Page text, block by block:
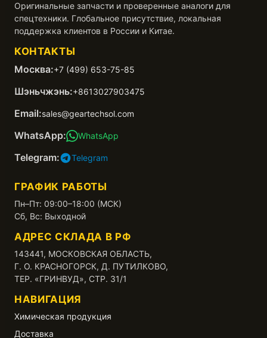
Оригинальные запчасти и проверенные аналоги для
спецтехники. Глобальное присутствие, локальная
поддержка клиентов в России и Китае.
КОНТАКТЫ
Москва:+7 (499) 653-75-85
Шэньчжэнь:+8613027903475
Email:sales@geartechsol.com
WhatsApp: WhatsApp
Telegram: Telegram
ГРАФИК РАБОТЫ
Пн–Пт: 09:00–18:00 (МСК)
Сб, Вс: Выходной
АДРЕС СКЛАДА В РФ
143441, МОСКОВСКАЯ ОБЛАСТЬ,
Г. О. КРАСНОГОРСК, Д. ПУТИЛКОВО,
ТЕР. «ГРИНВУД», СТР. 31/1
НАВИГАЦИЯ
Химическая продукция
Доставка